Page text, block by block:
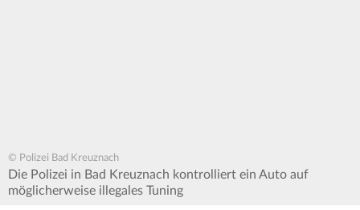
© Polizei Bad Kreuznach
Die Polizei in Bad Kreuznach kontrolliert ein Auto auf
möglicherweise illegales Tuning